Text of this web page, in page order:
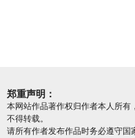
郑重声明：
本网站作品著作权归作者本人所有
不得转载。
请所有作者发布作品时务必遵守